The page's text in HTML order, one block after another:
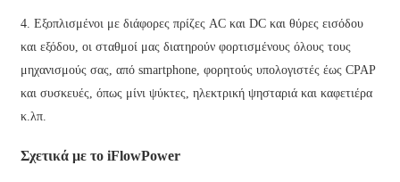
4. Εξοπλισμένοι με διάφορες πρίζες AC και DC και θύρες εισόδου
και εξόδου, οι σταθμοί μας διατηρούν φορτισμένους όλους τους
μηχανισμούς σας, από smartphone, φορητούς υπολογιστές έως CPAP
και συσκευές, όπως μίνι ψύκτες, ηλεκτρική ψησταριά και καφετιέρα
κ.λπ.
Σχετικά με το iFlowPower